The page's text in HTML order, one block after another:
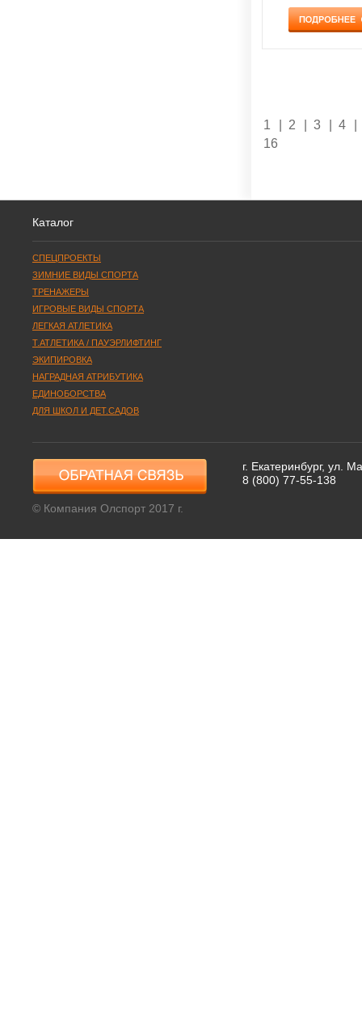
1 2 3 4
16
Каталог
СПЕЦПРОЕКТЫ
ЗИМНИЕ ВИДЫ СПОРТА
ТРЕНАЖЕРЫ
ИГРОВЫЕ ВИДЫ СПОРТА
ЛЕГКАЯ АТЛЕТИКА
Т.АТЛЕТИКА / ПАУЭРЛИФТИНГ
ЭКИПИРОВКА
НАГРАДНАЯ АТРИБУТИКА
ЕДИНОБОРСТВА
ДЛЯ ШКОЛ И ДЕТ.САДОВ
© Компания Олспорт 2017 г.
г. Екатеринбург, ул.
8 (800) 77-55-138